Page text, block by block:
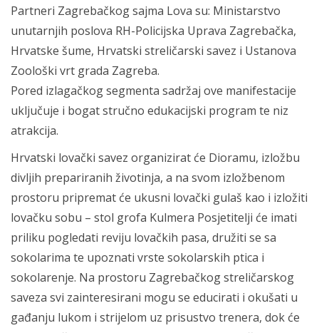
Partneri Zagrebačkog sajma Lova su: Ministarstvo
unutarnjih poslova RH-Policijska Uprava Zagrebačka,
Hrvatske šume, Hrvatski streličarski savez i Ustanova
Zoološki vrt grada Zagreba.
Pored izlagačkog segmenta sadržaj ove manifestacije
uključuje i bogat stručno edukacijski program te niz
atrakcija.
Hrvatski lovački savez organizirat će Dioramu, izložbu
divljih prepariranih životinja, a na svom izložbenom
prostoru pripremat će ukusni lovački gulaš kao i izložiti
lovačku sobu – stol grofa Kulmera Posjetitelji će imati
priliku pogledati reviju lovačkih pasa, družiti se sa
sokolarima te upoznati vrste sokolarskih ptica i
sokolarenje. Na prostoru Zagrebačkog streličarskog
saveza svi zainteresirani mogu se educirati i okušati u
gađanju lukom i strijelom uz prisustvo trenera, dok će